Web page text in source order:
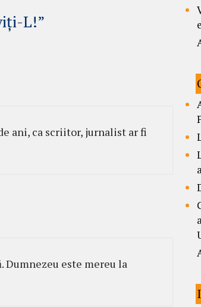
L!”
ani, ca scriitor, jurnalist ar fi
Dumnezeu este mereu la